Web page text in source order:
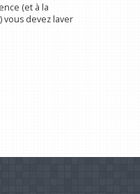
(et à la
devez laver